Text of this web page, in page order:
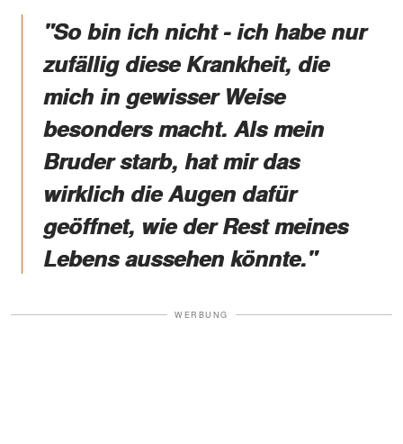
"So bin ich nicht - ich habe nur
zufällig diese Krankheit, die
mich in gewisser Weise
besonders macht. Als mein
Bruder starb, hat mir das
wirklich die Augen dafür
geöffnet, wie der Rest meines
Lebens aussehen könnte."
WERBUNG